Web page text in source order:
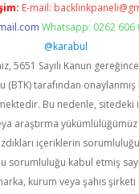
E-mail:
Whatsapp: 0262 606
@karabul
5651 Sayılı Kanun
tarafından onaylanmış
Bu nedenle,
araştırma
içeriklerin
sorumluluğu kabul etmiş
kurum veya şahıs şirketi